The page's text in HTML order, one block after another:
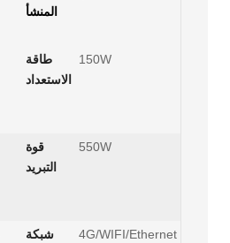
المنشأ
طاقة
الاستعداد
150W
قوة
التبريد
550W
شبكة 4G/WIFI/Ethernet